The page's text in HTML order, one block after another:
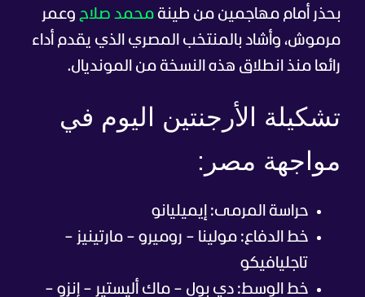
بحذر أمام مهاجمين من طينة محمد صلاح وعمر
مرموش، وأشاد بالمنتخب المصري الذي يقدم أداء
رائعا منذ انطلاق هذه النسخة من المونديال.
تشكيلة الأرجنتين اليوم في
مواجهة مصر:
حراسة المرمى: إيميليانو
خط الدفاع: مولينا – روميرو – مارتينيز –
تاجليافيكو
خط الوسط: دي بول – ماك أليستير – إنزو –